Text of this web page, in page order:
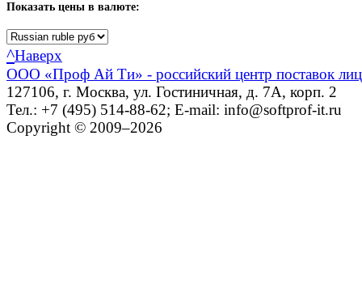
Показать цены в валюте:
^Наверх
ООО «Проф Ай Ти» - российский центр поставок
127106, г. Москва, ул. Гостиничная, д. 7А, корп. 2
Тел.: +7 (495) 514-88-62; E-mail: info@softprof-it.ru
Copyright © 2009–2026